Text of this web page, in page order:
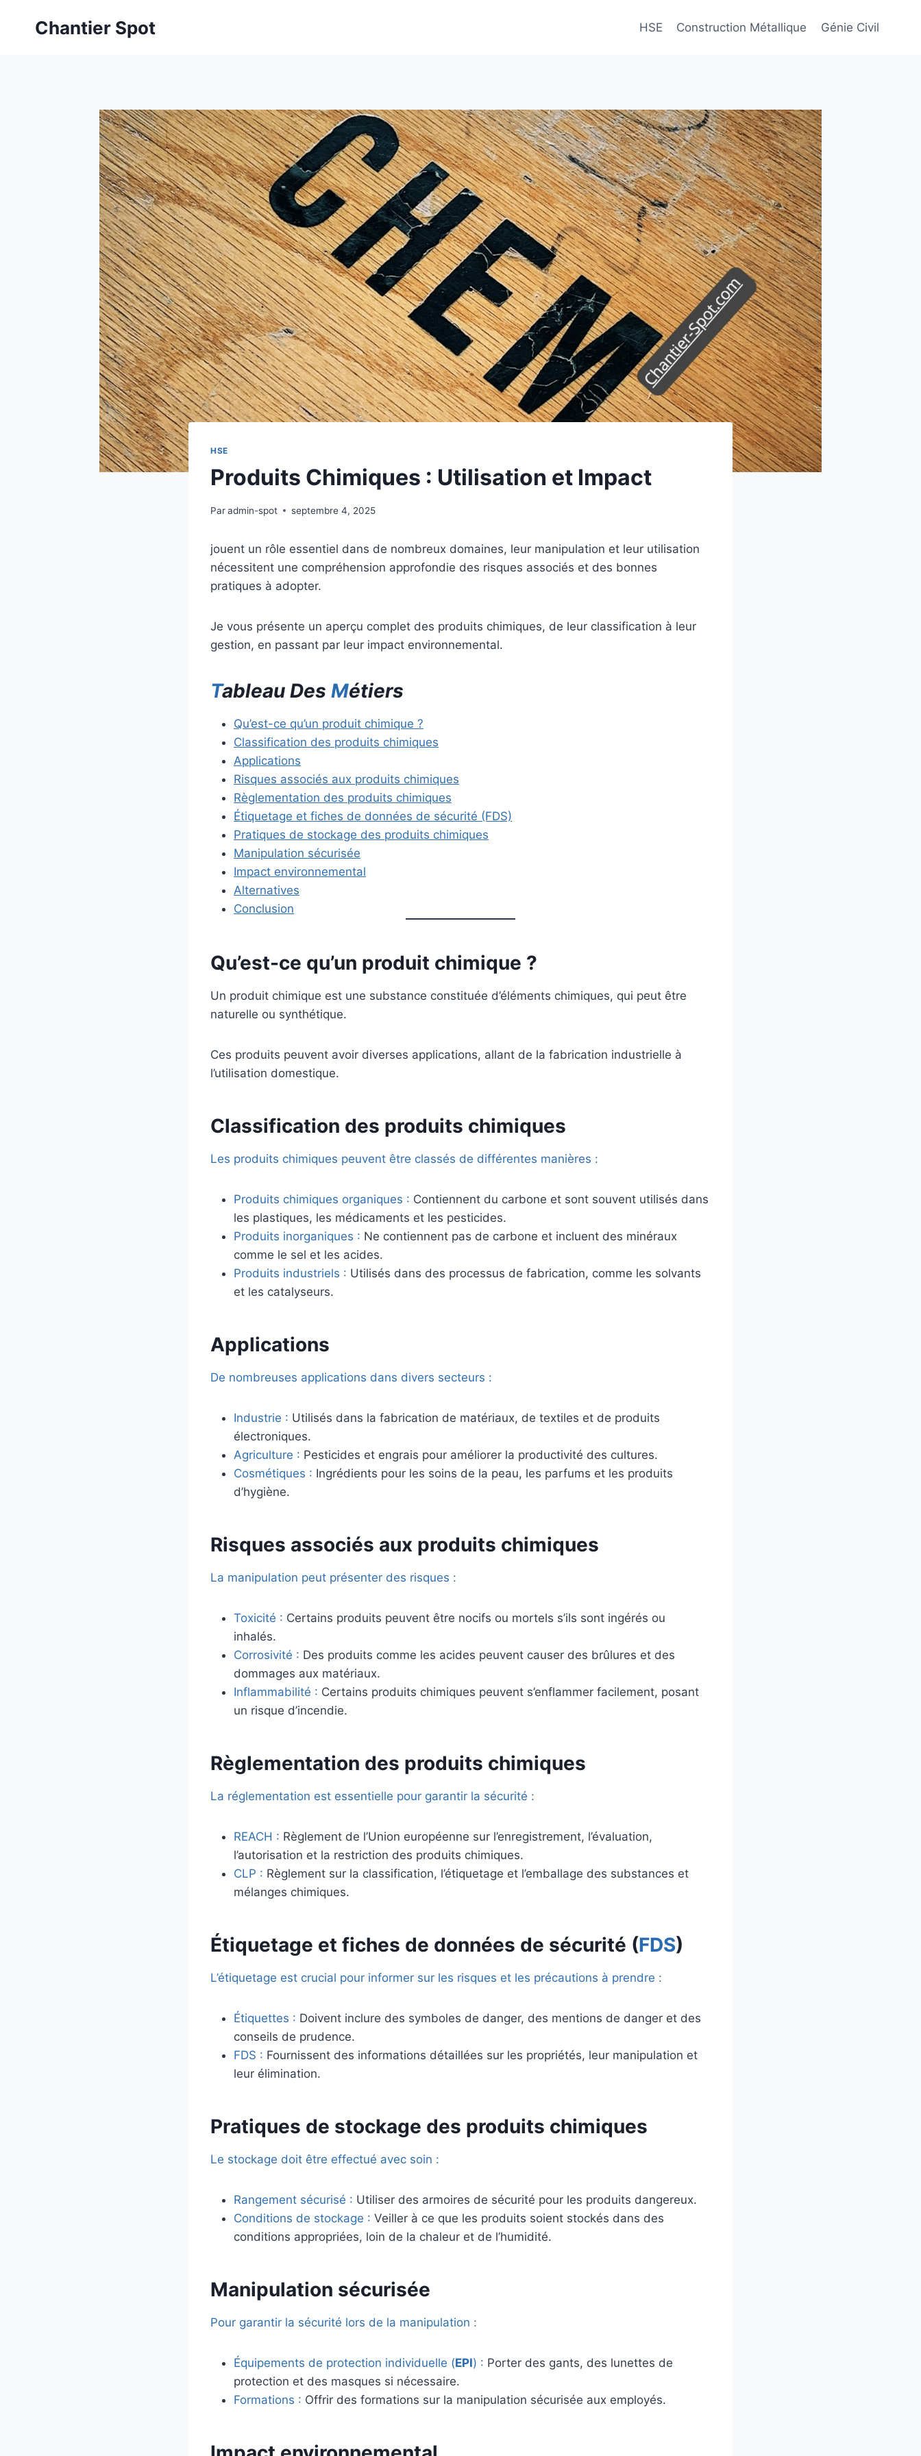
Chantier Spot HSE Construction Métallique Génie Civil
HSE
Produits Chimiques : Utilisation et Impact
Paradmin-spot septembre 4, 2025
jouent un rôle essentiel dans de nombreux domaines, leur manipulation et leur utilisation
nécessitent une compréhension approfondie des risques associés et des bonnes
pratiques à adopter.
Je vous présente un aperçu complet des produits chimiques, de leur classification à leur
gestion, en passant par leur impact environnemental.
Tableau Des Métiers
Qu’est-ce qu’un produit chimique ?
Classification des produits chimiques
Applications
Risques associés aux produits chimiques
Règlementation des produits chimiques
Étiquetage et fiches de données de sécurité (FDS)
Pratiques de stockage des produits chimiques
Manipulation sécurisée
Impact environnemental
Alternatives
Conclusion
Qu’est-ce qu’un produit chimique ?
Un produit chimique est une substance constituée d’éléments chimiques, qui peut être
naturelle ou synthétique.
Ces produits peuvent avoir diverses applications, allant de la fabrication industrielle à
l’utilisation domestique.
Classification des produits chimiques
Les produits chimiques peuvent être classés de différentes manières :
Produits chimiques organiques : Contiennent du carbone et sont souvent utilisés dans
les plastiques, les médicaments et les pesticides.
Produits inorganiques : Ne contiennent pas de carbone et incluent des minéraux
comme le sel et les acides.
Produits industriels : Utilisés dans des processus de fabrication, comme les solvants
et les catalyseurs.
Applications
De nombreuses applications dans divers secteurs :
Industrie : Utilisés dans la fabrication de matériaux, de textiles et de produits
électroniques.
Agriculture : Pesticides et engrais pour améliorer la productivité des cultures.
Cosmétiques : Ingrédients pour les soins de la peau, les parfums et les produits
d’hygiène.
Risques associés aux produits chimiques
La manipulation peut présenter des risques :
Toxicité : Certains produits peuvent être nocifs ou mortels s’ils sont ingérés ou
inhalés.
Corrosivité : Des produits comme les acides peuvent causer des brûlures et des
dommages aux matériaux.
Inflammabilité : Certains produits chimiques peuvent s’enflammer facilement, posant
un risque d’incendie.
Règlementation des produits chimiques
La réglementation est essentielle pour garantir la sécurité :
REACH : Règlement de l’Union européenne sur l’enregistrement, l’évaluation,
l’autorisation et la restriction des produits chimiques.
CLP : Règlement sur la classification, l’étiquetage et l’emballage des substances et
mélanges chimiques.
Étiquetage et fiches de données de sécurité (FDS)
L’étiquetage est crucial pour informer sur les risques et les précautions à prendre :
Étiquettes : Doivent inclure des symboles de danger, des mentions de danger et des
conseils de prudence.
FDS : Fournissent des informations détaillées sur les propriétés, leur manipulation et
leur élimination.
Pratiques de stockage des produits chimiques
Le stockage doit être effectué avec soin :
Rangement sécurisé : Utiliser des armoires de sécurité pour les produits dangereux.
Conditions de stockage : Veiller à ce que les produits soient stockés dans des
conditions appropriées, loin de la chaleur et de l’humidité.
Manipulation sécurisée
Pour garantir la sécurité lors de la manipulation :
Équipements de protection individuelle (EPI) : Porter des gants, des lunettes de
protection et des masques si nécessaire.
Formations : Offrir des formations sur la manipulation sécurisée aux employés.